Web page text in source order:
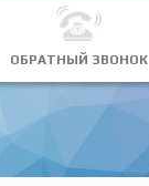
ОБРАТНЫЙ ЗВОНОК